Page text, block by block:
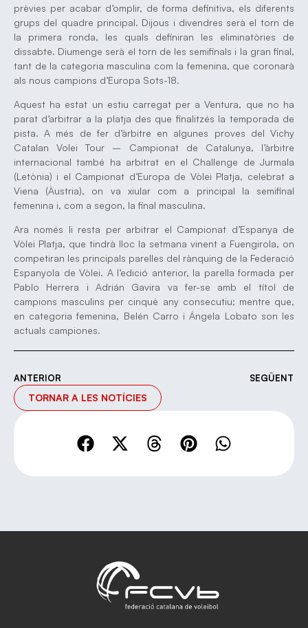
prèvies per acabar d’omplir, de forma definitiva, els diferents
grups del quadre principal. Dijous i divendres serà el torn de
la primera ronda, les quals definiran les eliminatòries de
dissabte. Diumenge serà el torn de les semifinals i la gran final,
tant de la categoria masculina com la femenina, que coronarà
als nous campions d’Europa Sots-18.
Aquest ha estat un estiu carregat per a Ventura, que no ha
parat d’arbitrar a la platja des que finalitzés la temporada de
pista. A més de fer d’àrbitre en algunes proves del Vichy
Catalan Volei Tour – Campionat de Catalunya, l’àrbitre
internacional també ha arbitrat en el Challenge de Jurmala
(Letònia) i el Campionat d’Europa de Vòlei Platja, celebrat a
Viena (Àustria), on va xiular com a principal la semifinal
femenina i, com a segon, la final masculina.
Ara només li resta per arbitrar el Campionat d’Espanya de
Vòlei Platja, que tindrà lloc la setmana vinent a Fuengirola, on
competiran les principals parelles del rànquing de la Federació
Espanyola de Vòlei. A l’edició anterior, la parella formada per
Pablo Herrera i Adrián Gavira va fer-se amb el títol de
campions masculins per cinquè any consecutiu; mentre que,
en categoria femenina, Belén Carro i Ángela Lobato son les
actuals campiones.
ANTERIOR SEGÜENT
TORNAR A LES NOTÍCIES